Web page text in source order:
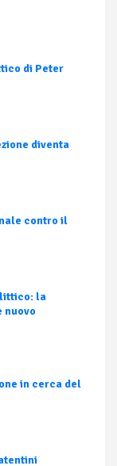
di Peter
diventa
contro il
la
nuovo
in cerca del